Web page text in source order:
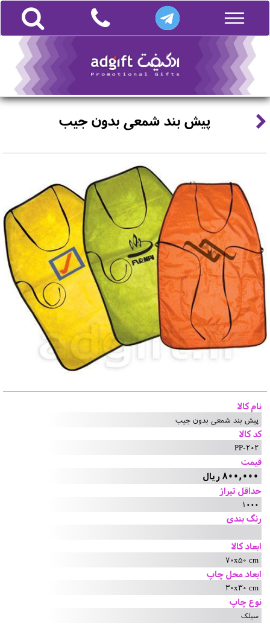
پیش بند شمعی بدون جیب
نام کالا
پیش بند شمعی بدون جیب
کد کالا
PP-202
قیمت
800,000 ریال
حداقل تیراژ
1000
رنگ بندی
ابعاد کالا
70x50 cm
ابعاد محل چاپ
30x30 cm
نوع چاپ
سیلک